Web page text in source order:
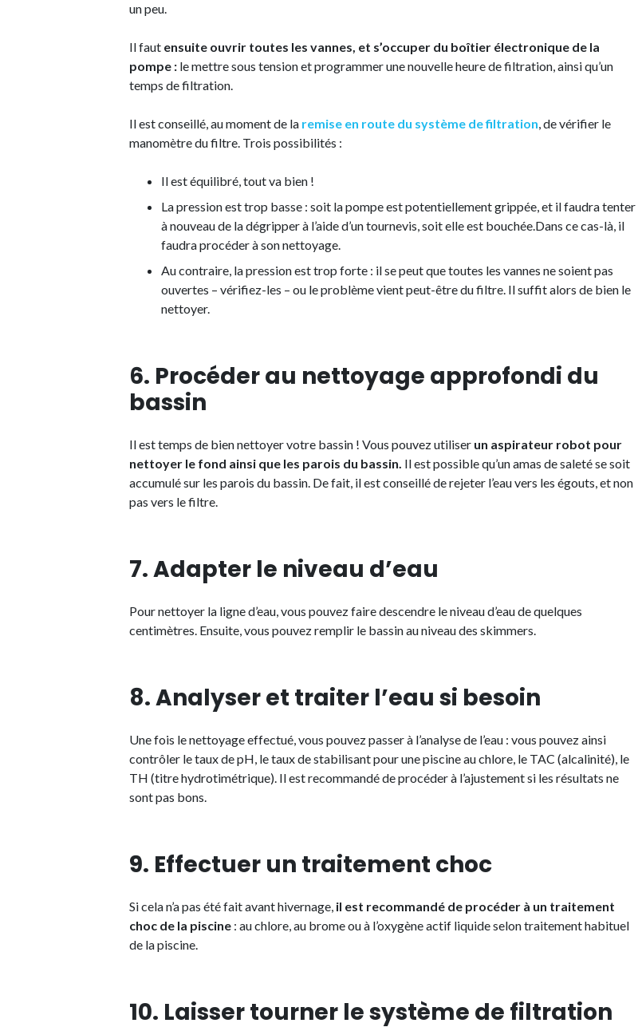
un peu.
Il faut ensuite ouvrir toutes les vannes, et s’occuper du boîtier électronique de la
pompe : le mettre sous tension et programmer une nouvelle heure de filtration, ainsi qu’un
temps de filtration.
Il est conseillé, au moment de la remise en route du système de filtration, de vérifier le
manomètre du filtre. Trois possibilités :
Il est équilibré, tout va bien !
La pression est trop basse : soit la pompe est potentiellement grippée, et il faudra tenter
à nouveau de la dégripper à l’aide d’un tournevis, soit elle est bouchée.Dans ce cas-là, il
faudra procéder à son nettoyage.
Au contraire, la pression est trop forte : il se peut que toutes les vannes ne soient pas
ouvertes – vérifiez-les – ou le problème vient peut-être du filtre. Il suffit alors de bien le
nettoyer.
6. Procéder au nettoyage approfondi du
bassin
Il est temps de bien nettoyer votre bassin ! Vous pouvez utiliser un aspirateur robot pour
nettoyer le fond ainsi que les parois du bassin. Il est possible qu’un amas de saleté se soit
accumulé sur les parois du bassin. De fait, il est conseillé de rejeter l’eau vers les égouts, et non
pas vers le filtre.
7. Adapter le niveau d’eau
Pour nettoyer la ligne d’eau, vous pouvez faire descendre le niveau d’eau de quelques
centimètres. Ensuite, vous pouvez remplir le bassin au niveau des skimmers.
8. Analyser et traiter l’eau si besoin
Une fois le nettoyage effectué, vous pouvez passer à l’analyse de l’eau : vous pouvez ainsi
contrôler le taux de pH, le taux de stabilisant pour une piscine au chlore, le TAC (alcalinité), le
TH (titre hydrotimétrique). Il est recommandé de procéder à l’ajustement si les résultats ne
sont pas bons.
9. Effectuer un traitement choc
Si cela n’a pas été fait avant hivernage, il est recommandé de procéder à un traitement
choc de la piscine : au chlore, au brome ou à l’oxygène actif liquide selon traitement habituel
de la piscine.
10. Laisser tourner le système de filtration